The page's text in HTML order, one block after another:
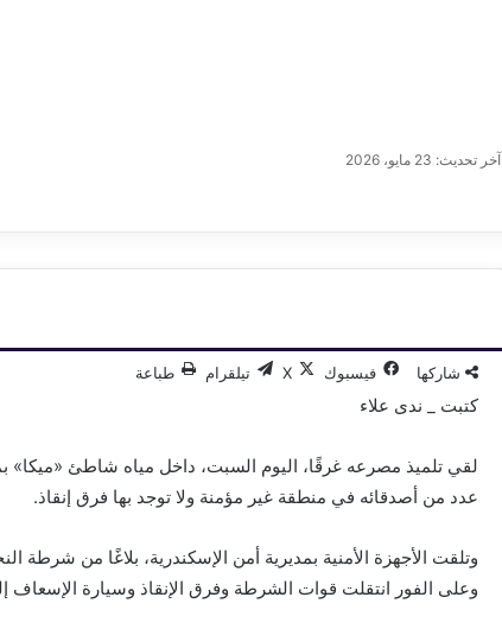
آخر تحديث: 23 مايو، 2026
شاركها فيسبوك ‫X تيلقرام طباعة
كتبت _ ندى علاء
لقي تلميذ مصرعه غرقًا، اليوم السبت، داخل مياه شاطئ «ميكا»
عدد من أصدقائه في منطقة غير مؤمنة ولا توجد بها فرق إنقاذ.
وتلقت الأجهزة الأمنية بمديرية أمن الإسكندرية، بلاغًا من
وعلى الفور انتقلت قوات الشرطة وفرق الإنقاذ وسيارة الإسعاف